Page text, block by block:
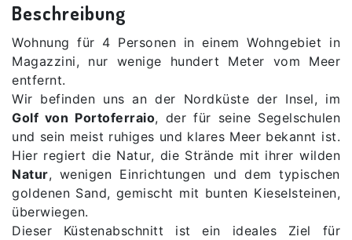
Beschreibung
Wohnung für 4 Personen in einem Wohngebiet in
Magazzini, nur wenige hundert Meter vom Meer
entfernt.
Wir befinden uns an der Nordküste der Insel, im
Golf von Portoferraio, der für seine Segelschulen
und sein meist ruhiges und klares Meer bekannt ist.
Hier regiert die Natur, die Strände mit ihrer wilden
Natur, wenigen Einrichtungen und dem typischen
goldenen Sand, gemischt mit bunten Kieselsteinen,
überwiegen.
Dieser Küstenabschnitt ist ein ideales Ziel für